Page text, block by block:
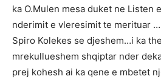
ka O.Mulen mesa duket ne Listen
nderimit e vleresimit te merituar
Spiro Kolekes se djeshem…i ka
mrekullueshem shqiptar nder
prej kohesh ai ka qene e mbetet